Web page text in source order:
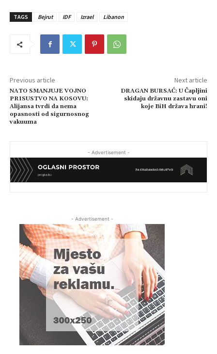
TAGS Bejrut IDF Izrael Libanon
Previous article
NATO SMANJUJE VOJNO
PRISUSTVO NA KOSOVU:
Alijansa tvrdi da nema
opasnosti od sigurnosnog
vakuuma
Next article
DRAGAN BURSAĆ: U Čapljini
skidaju državnu zastavu oni
koje BiH država hrani!
- Advertisement -
- Advertisement -